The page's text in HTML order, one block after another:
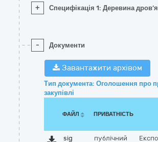
+ Специфікація 1: Деревина
- Документи
Завантажити архівом
Тип документа: Оголошення про
закупівлі
ФАЙЛ ПРИВАТНІСТЬ
sig публічний